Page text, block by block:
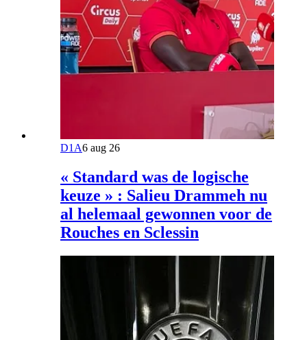
D1A6 aug 26
« Standard was de logische
keuze » : Salieu Drammeh nu
al helemaal gewonnen voor de
Rouches en Sclessin